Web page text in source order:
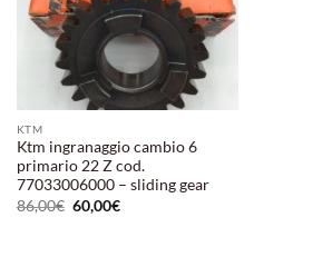
KTM
Ktm ingranaggio cambio 6
primario 22 Z cod.
77033006000 – sliding gear
86,00€ Il
prezzo
60,00€Il